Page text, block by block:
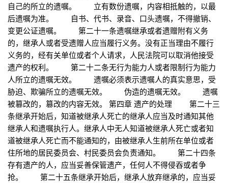
自己的所立的遗嘱。 立有数份遗嘱，内容相抵触的，以最
后遗嘱为准。 自书、代书、录音、口头遗嘱，不得撤销、
变更公证遗嘱。 第二十一条遗嘱继承或者遗赠附有义务
的，继承人或者受遗赠人应当履行义务。没有正当理由不履行
义务的，经有关单位或者个人请求，人民法院可以取消他接受
遗产的权利。 第二十二条无行为能力人或者限制行为能力
人所立的遗嘱无效。 遗嘱必须表示遗嘱人的真实意思，受
胁迫、欺骗所立的遗嘱无效。 伪造的遗嘱无效。 遗嘱
被篡改的，篡改的内容无效。 第四章 遗产的处理 第二十三
条继承开始后，知道被继承人死亡的继承人应当及时通知其他
继承人和遗嘱执行人。继承人中无人知道被继承人死亡或者知
道被继承人死亡而不能通知的，由被继承人生前所在单位或者
住所地的居民委员会、村民委员会负责通知。 第二十四条
存有遗产的人，应当妥善保管遗产，任何人不得侵吞或者争
抢。 第二十五条继承开始后，继承人放弃继承的，应当妥